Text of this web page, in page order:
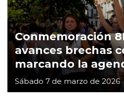
Conmemoración
avances brechas
marcando la
Sábado 7 de marzo de 2026